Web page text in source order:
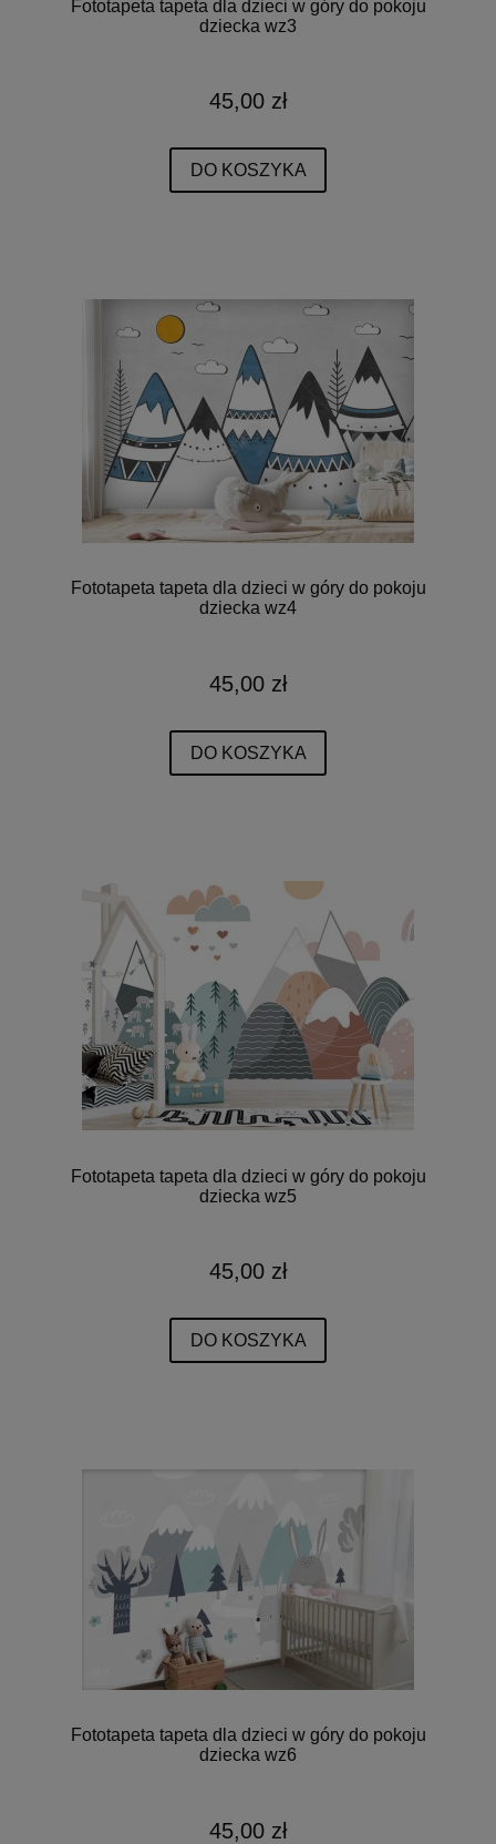
Fototapeta tapeta dla dzieci w góry do pokoju
dziecka wz3
45,00 zł
DO KOSZYKA
Fototapeta tapeta dla dzieci w góry do pokoju
dziecka wz4
45,00 zł
DO KOSZYKA
Fototapeta tapeta dla dzieci w góry do pokoju
dziecka wz5
45,00 zł
DO KOSZYKA
Fototapeta tapeta dla dzieci w góry do pokoju
dziecka wz6
45,00 zł